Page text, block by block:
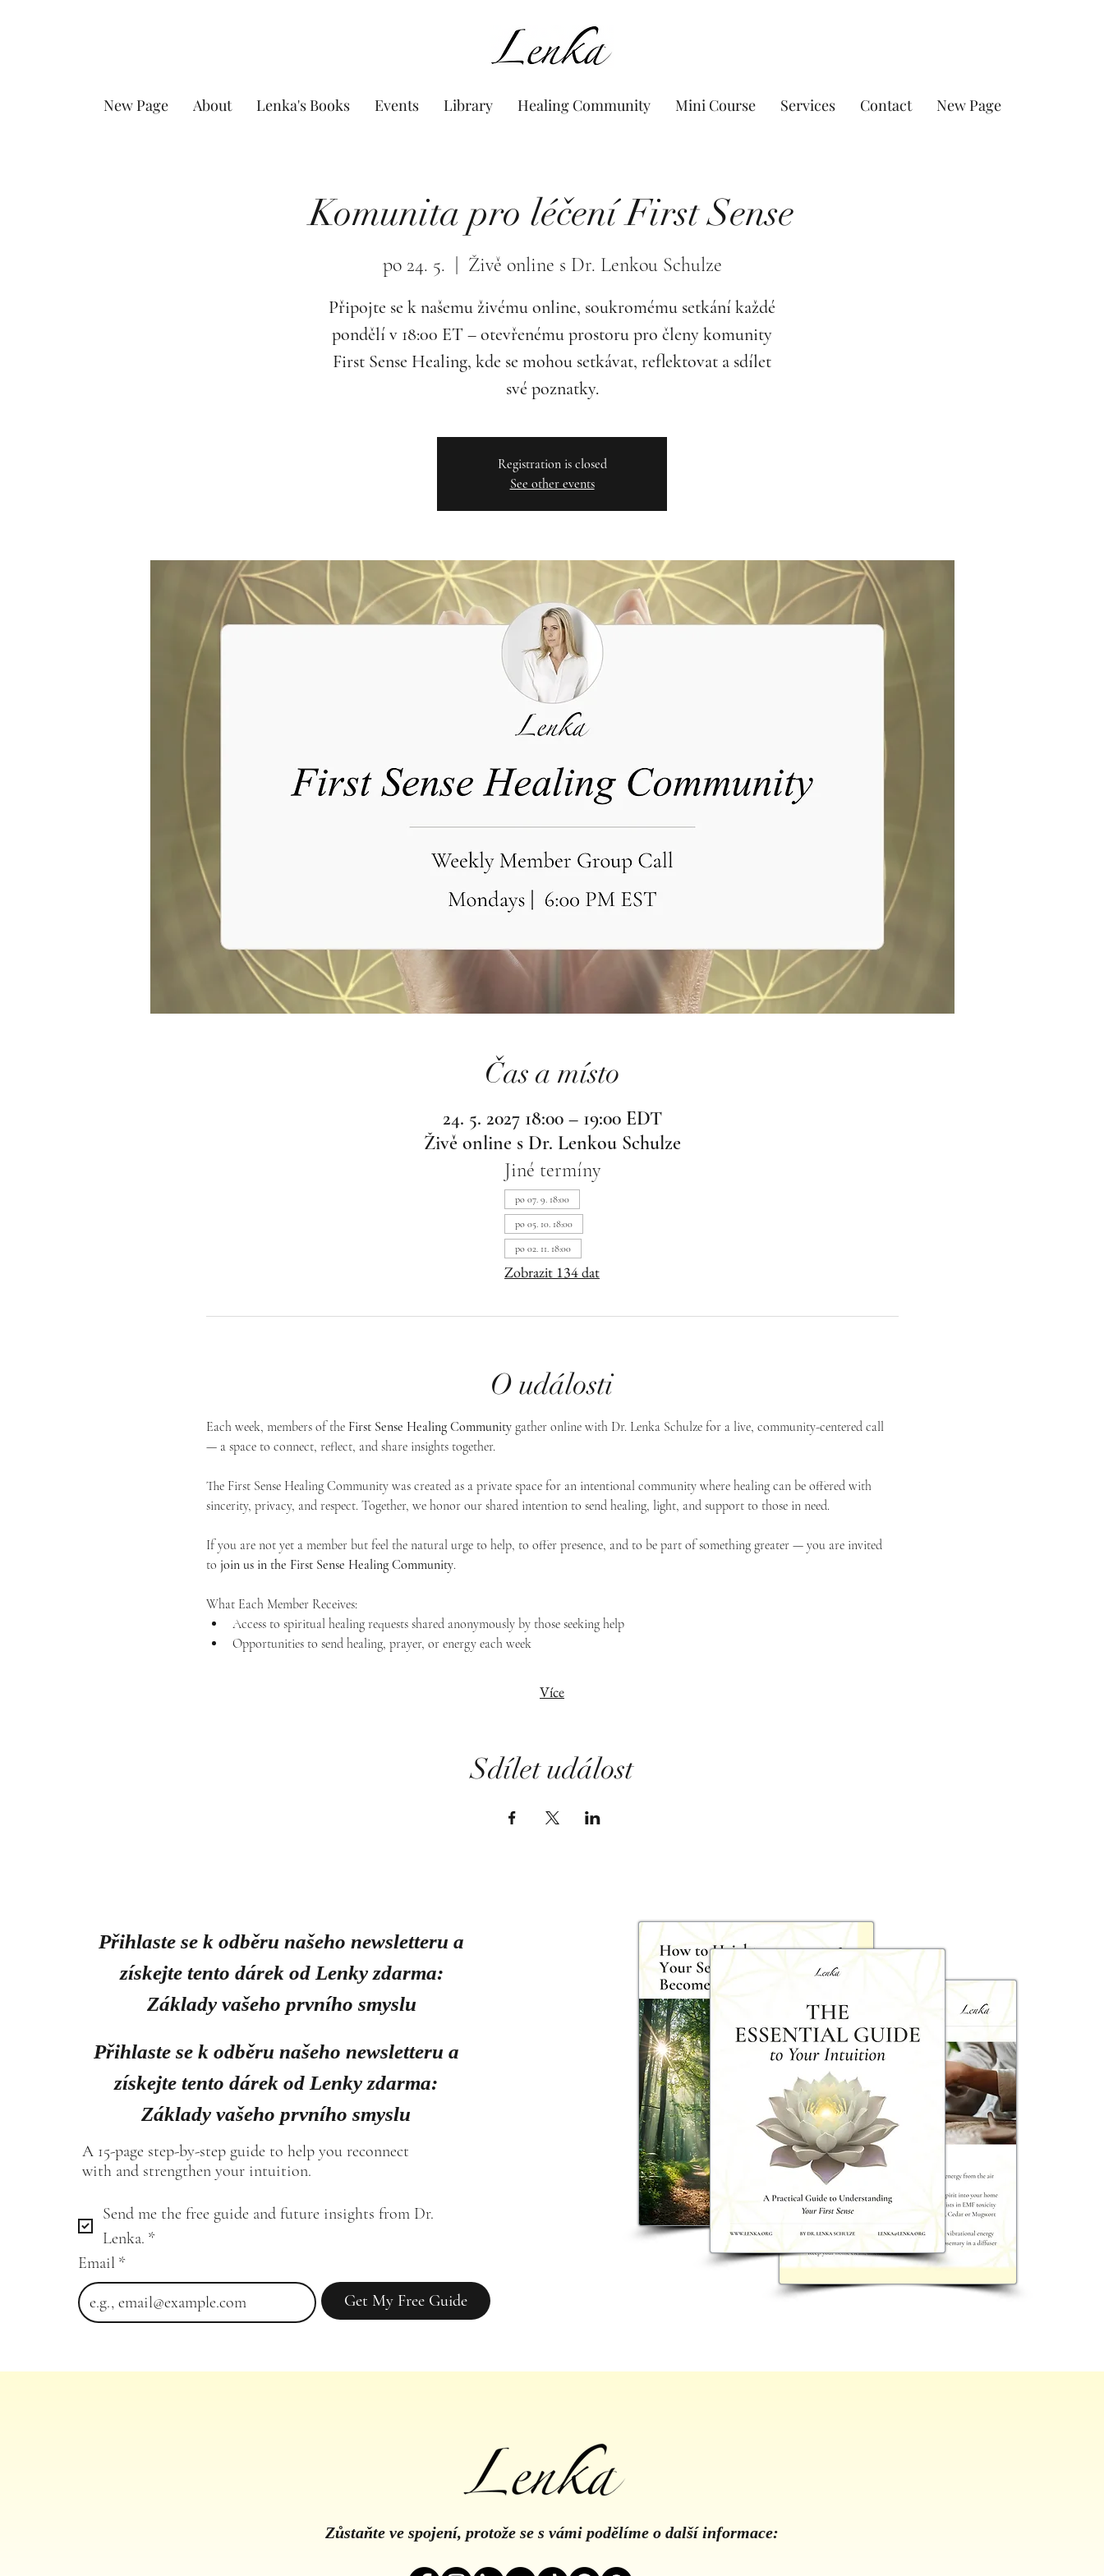
www.Lenka.org
New Page About Lenka's Books Events Library Healing Community Mini Course Services Contact New Page
Komunita pro léčení First Sense
po 24. 5. Živě online s Dr. Lenkou Schulze
Připojte se k našemu živému online, soukromému setkání každé
pondělí v 18:00 ET – otevřenému prostoru pro členy komunity
First Sense Healing, kde se mohou setkávat, reflektovat a sdílet
své poznatky.
Registration is closed
See other events
Čas a místo
24. 5. 2027 18:00 – 19:00 EDT
Živě online s Dr. Lenkou Schulze
Jiné termíny
po 07. 9. 18:00
po 05. 10. 18:00
po 02. 11. 18:00
Zobrazit 134 dat
O události
Each week, members of the First Sense Healing Community gather online with Dr. Lenka Schulze for a live, community-centered call
— a space to connect, reflect, and share insights together.
The First Sense Healing Community was created as a private space for an intentional community where healing can be offered with
sincerity, privacy, and respect. Together, we honor our shared intention to send healing, light, and support to those in need.
If you are not yet a member but feel the natural urge to help, to offer presence, and to be part of something greater — you are invited
to join us in the First Sense Healing Community.
What Each Member Receives:
Access to spiritual healing requests shared anonymously by those seeking help
Opportunities to send healing, prayer, or energy each week
Více
Sdílet událost
Přihlaste se k odběru našeho newsletteru a
získejte tento dárek od Lenky zdarma:
Základy vašeho prvního smyslu
Přihlaste se k odběru našeho newsletteru a
získejte tento dárek od Lenky zdarma:
Základy vašeho prvního smyslu
A 15-page step-by-step guide to help you reconnect
with and strengthen your intuition.
Send me the free guide and future insights from Dr.
Lenka. *
Email *
Get My Free Guide
Zůstaňte ve spojení, protože se s vámi podělíme o další informace: